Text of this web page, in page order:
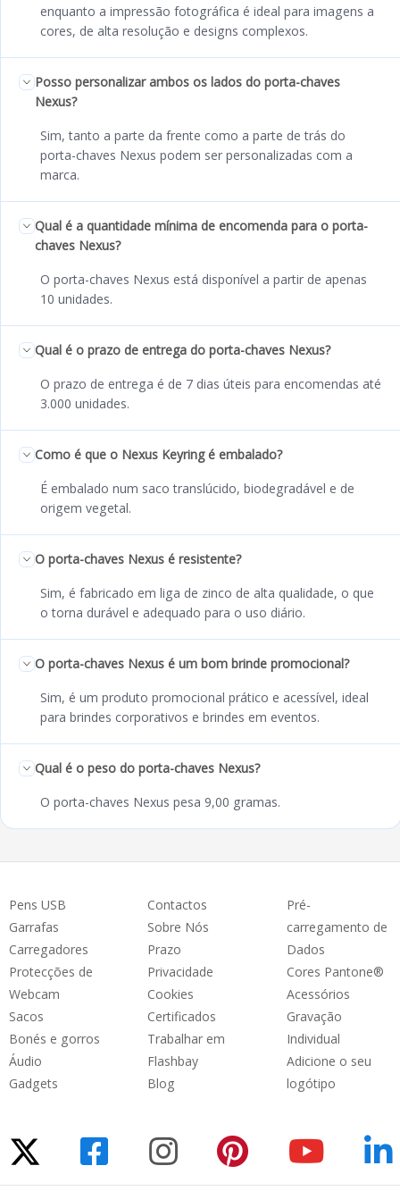
enquanto a impressão fotográfica é ideal para imagens a
cores, de alta resolução e designs complexos.
Posso personalizar ambos os lados do porta-chaves
Nexus?
Sim, tanto a parte da frente como a parte de trás do
porta-chaves Nexus podem ser personalizadas com a
marca.
Qual é a quantidade mínima de encomenda para o porta-
chaves Nexus?
O porta-chaves Nexus está disponível a partir de apenas
10 unidades.
Qual é o prazo de entrega do porta-chaves Nexus?
O prazo de entrega é de 7 dias úteis para encomendas até
3.000 unidades.
Como é que o Nexus Keyring é embalado?
É embalado num saco translúcido, biodegradável e de
origem vegetal.
O porta-chaves Nexus é resistente?
Sim, é fabricado em liga de zinco de alta qualidade, o que
o torna durável e adequado para o uso diário.
O porta-chaves Nexus é um bom brinde promocional?
Sim, é um produto promocional prático e acessível, ideal
para brindes corporativos e brindes em eventos.
Qual é o peso do porta-chaves Nexus?
O porta-chaves Nexus pesa 9,00 gramas.
Pens USB
Garrafas
Carregadores
Protecções de
Webcam
Sacos
Bonés e gorros
Áudio
Gadgets
Contactos
Sobre Nós
Prazo
Privacidade
Cookies
Certificados
Trabalhar em
Flashbay
Blog
Pré-
carregamento de
Dados
Cores Pantone®
Acessórios
Gravação
Individual
Adicione o seu
logótipo